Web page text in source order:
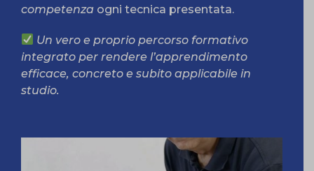
competenza ogni tecnica presentata.
Un vero e proprio percorso formativo
integrato per rendere l’apprendimento
efficace, concreto e subito applicabile in
studio.